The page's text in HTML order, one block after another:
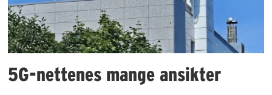
5G-nettenes mange ansikter